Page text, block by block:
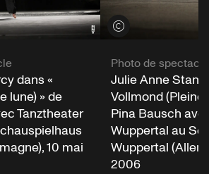
dans «
lune) » de
Tanztheater
10 mai
Voir les crédits
Photo de spectacle
Julie Anne
Vollmond (Pleine
Pina Bausch
Wuppertal au
Wuppertal
2006